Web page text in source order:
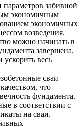
забивной
экономичным
экономичных
возведения.
можно начинать в
завершена.
ускорить весь
сваи
что
фундамента.
в соответствии с
на сваи.